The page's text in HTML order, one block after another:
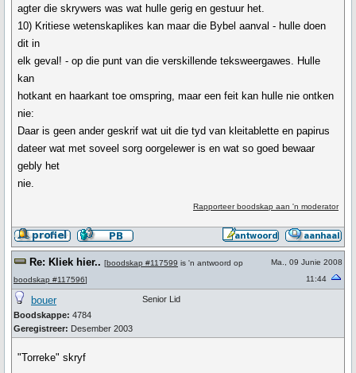
agter die skrywers was wat hulle gerig en gestuur het.
10) Kritiese wetenskaplikes kan maar die Bybel aanval - hulle doen
dit in
elk geval! - op die punt van die verskillende teksweergawes. Hulle
kan
hotkant en haarkant toe omspring, maar een feit kan hulle nie ontken
nie:
Daar is geen ander geskrif wat uit die tyd van kleitablette en papirus
dateer wat met soveel sorg oorgelewer is en wat so goed bewaar
gebly het
nie.
Rapporteer boodskap aan 'n moderator
Re: Kliek hier.. [boodskap #117599 is 'n antwoord op
boodskap #117596]
Ma., 09 Junie 2008
11:44
bouer
Boodskappe: 4784
Geregistreer: Desember 2003
Senior Lid
"Torreke" skryf